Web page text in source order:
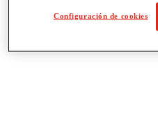
Curvado y
Reparación y
Corte y
Configuración de cookies